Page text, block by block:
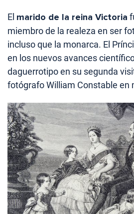
El marido de la reina Victoria
miembro de la realeza en ser
incluso que la monarca. El
en los nuevos avances
daguerrotipo en su segunda
fotógrafo William Constable en